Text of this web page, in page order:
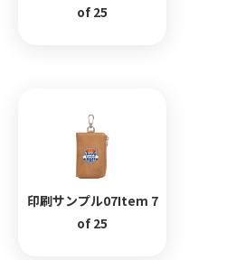
of 25
印刷サンプル07Item 7
of 25